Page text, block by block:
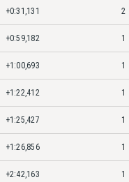
+0:31,131 2
+0:59,182 1
+1:00,693 1
+1:22,412 1
+1:25,427 1
+1:26,856 1
+2:42,163 1